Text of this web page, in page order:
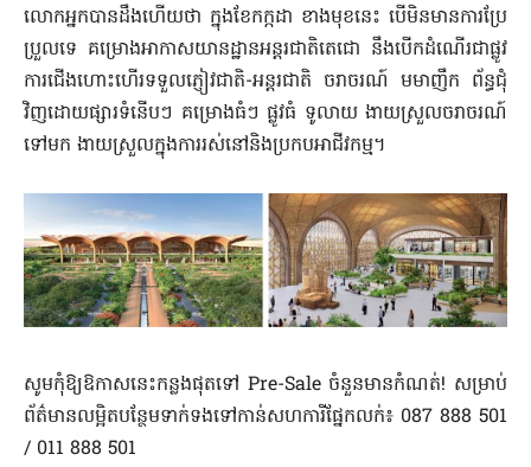
លោកអ្នកបានដឹងហើយថា ក្នុងខែកក្កដា ខាងមុខនេះ បើមិនមានការប្រែ
ប្រួលទេ គម្រោងអាកាសយានដ្ឋានអន្តរជាតិតេជោ នឹងបើកដំណើរជាផ្លូវ
ការជើងហោះហើរទទួលភ្ញៀវជាតិ-អន្តរជាតិ ចរាចរណ៍ មមាញឹក ព័ន្ធជុំ
វិញដោយផ្សារទំនើបៗ គម្រោងធំៗ ផ្លូវធំ ទូលាយ ងាយស្រួលចរាចរណ៍
ទៅមក ងាយស្រួលក្នុងការរស់នៅ​និងប្រកបអាជីវកម្ម។
សូមកុំឱ្យឱកាសនេះកន្លងផុតទៅ Pre-Sale ចំនួនមានកំណត់! សម្រាប់
ព័ត៌មានលម្អិតបន្ថែមទាក់ទងទៅកាន់សហការីផ្នែកលក់៖ 087 888 501
/ 011 888 501